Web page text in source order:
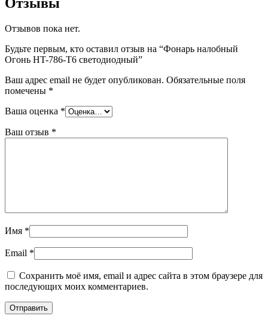
Отзывов пока нет.
Будьте первым, кто оставил отзыв на “Фонарь налобный
Огонь HT-786-T6 светодиодный”
Ваш адрес email не будет опубликован. Обязательные поля
помечены *
Ваша оценка *
Ваш отзыв *
Имя *
Email *
Сохранить моё имя, email и адрес сайта в этом браузере для
последующих моих комментариев.